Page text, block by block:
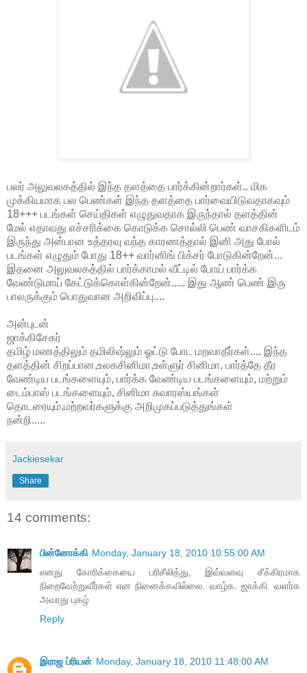
பலர் அலுவலகத்தில் இந்த தளத்தை பார்க்கின்றார்கள்.. மிக
முக்கியமாக பல பெண்கள் இந்த தளத்தை பார்வையிடுவதாகவும்
18+++ படங்கள் செய்திகள் எழுதுவதாக இருந்தால் தளத்தின்
மேல் எதாவது எச்சரிக்கை கொடுக்க சொல்லி பெண் வாசகிகளிடம்
இருந்து அன்பான உத்தரவு வந்த காரணத்தால் இனி அது போல்
படங்கள் எழுதும் போது 18++ வார்னிங் பிக்சர் போடுகின்றேன்...
இதனை அலுவலகத்தில் பார்க்காமல் வீட்டில் போய் பார்க்க
வேண்டுமாய் கேட்டுக்கொள்கின்றேன்..... இது ஆண் பெண் இரு
பாலருக்கும் பொதுவான அறிவிப்பு....
அன்புடன்
ஜாக்கிசேகர்
தமிழ் மணத்திலும் தமிலிஷ்லும் ஓட்டு போட மறவாதீர்கள்.... இந்த
தளத்தின் சிறப்பான,உலகசினிமா,உள்ளுர் சினிமா, பார்த்தே தீர
வேண்டிய படங்களையும், பார்க்க வேண்டிய படங்களையும், மற்றும்
டைம்பாஸ் படங்களையும், சினிமா சுவாரஸ்யங்கள்
தொடரையும்,மற்றவர்களுக்கு அறிமுகப்படுத்துங்கள்
நன்றி.....
Jackiesekar
Share
14 comments:
பின்னோக்கி Monday, January 18, 2010 10:55:00 AM
எனது கோரிக்கையை பரிசீலித்து, இவ்வளவு சீக்கிரமாக
நிறைவேற்றுவீர்கள் என நினைக்கவில்லை. வாழ்க. ஜாக்கி. வளர்க
அவரது புகழ்
Reply
இராஜ ப்ரியன் Monday, January 18, 2010 11:48:00 AM